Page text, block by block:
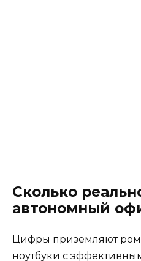
Сколько
автономный
Цифры приземляют
ноутбуки с